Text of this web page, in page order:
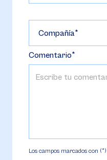
Compañía
Comentario
Los campos marcados con